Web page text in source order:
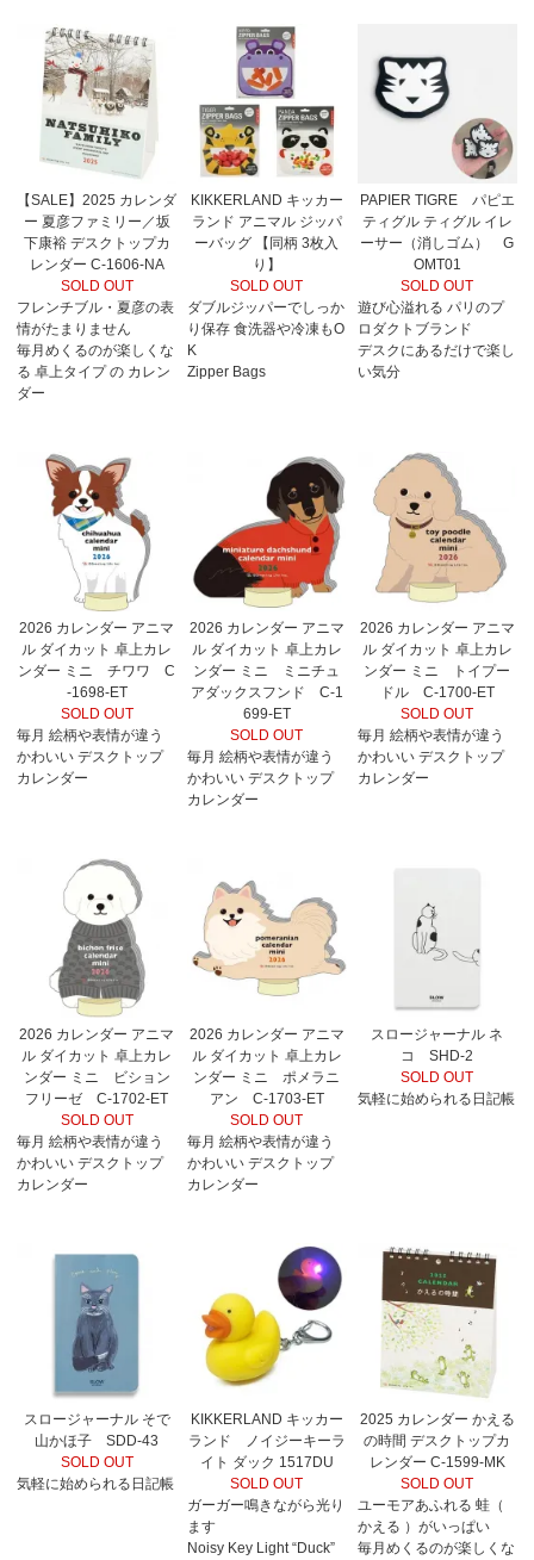
【SALE】2025 カレンダ
ー 夏彦ファミリー／坂
下康裕 デスクトップカ
レンダー C-1606-NA
SOLD OUT
フレンチブル・夏彦の表
情がたまりません
毎月めくるのが楽しくな
る 卓上タイプ の カレン
ダー
KIKKERLAND キッカー
ランド アニマル ジッパ
ーバッグ 【同柄 3枚入
り】
SOLD OUT
ダブルジッパーでしっか
り保存 食洗器や冷凍もO
K
Zipper Bags
PAPIER TIGRE パピエ
ティグル ティグル イレ
ーサー（消しゴム） G
OMT01
SOLD OUT
遊び心溢れる パリのプ
ロダクトブランド
デスクにあるだけで楽し
い気分
2026 カレンダー アニマ
ル ダイカット 卓上カレ
ンダー ミニ チワワ C
-1698-ET
SOLD OUT
毎月 絵柄や表情が違う
かわいい デスクトップ
カレンダー
2026 カレンダー アニマ
ル ダイカット 卓上カレ
ンダー ミニ ミニチュ
アダックスフンド C-1
699-ET
SOLD OUT
毎月 絵柄や表情が違う
かわいい デスクトップ
カレンダー
2026 カレンダー アニマ
ル ダイカット 卓上カレ
ンダー ミニ トイプー
ドル C-1700-ET
SOLD OUT
毎月 絵柄や表情が違う
かわいい デスクトップ
カレンダー
2026 カレンダー アニマ
ル ダイカット 卓上カレ
ンダー ミニ ビション
フリーゼ C-1702-ET
SOLD OUT
毎月 絵柄や表情が違う
かわいい デスクトップ
カレンダー
2026 カレンダー アニマ
ル ダイカット 卓上カレ
ンダー ミニ ポメラニ
アン C-1703-ET
SOLD OUT
毎月 絵柄や表情が違う
かわいい デスクトップ
カレンダー
スロージャーナル ネ
コ SHD-2
SOLD OUT
気軽に始められる日記帳
スロージャーナル そで
山かほ子 SDD-43
SOLD OUT
気軽に始められる日記帳
KIKKERLAND キッカー
ランド ノイジーキーラ
イト ダック 1517DU
SOLD OUT
ガーガー鳴きながら光り
ます
Noisy Key Light “Duck”
2025 カレンダー かえる
の時間 デスクトップカ
レンダー C-1599-MK
SOLD OUT
ユーモアあふれる 蛙（
かえる ）がいっぱい
毎月めくるのが楽しくな